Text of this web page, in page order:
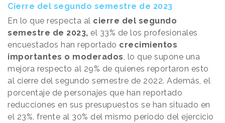
Cierre del segundo semestre de 2023
En lo que respecta al cierre del segundo
semestre de 2023, el 33% de los profesionales
encuestados han reportado crecimientos
importantes o moderados, lo que supone una
mejora respecto al 29% de quienes reportaron esto
al cierre del segundo semestre de 2022. Además, el
porcentaje de personajes que han reportado
reducciones en sus presupuestos se han situado en
el 23%, frente al 30% del mismo periodo del ejercicio